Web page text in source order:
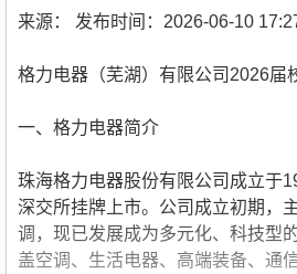
来源： 发布时间：2026-06-10
格力电器（芜湖）有限公司2026届
一、格力电器简介
珠海格力电器股份有限公司成立于
深交所挂牌上市。公司成立初期，
调，现已发展成为多元化、科技型
盖空调、生活电器、高端装备、通